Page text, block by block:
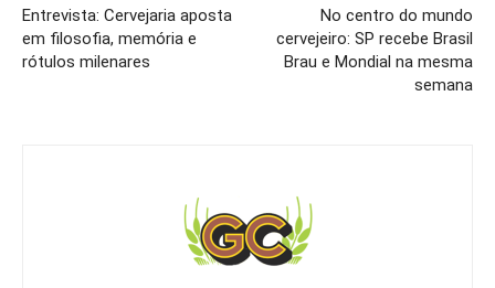
Entrevista: Cervejaria aposta
em filosofia, memória e
rótulos milenares
No centro do mundo
cervejeiro: SP recebe Brasil
Brau e Mondial na mesma
semana